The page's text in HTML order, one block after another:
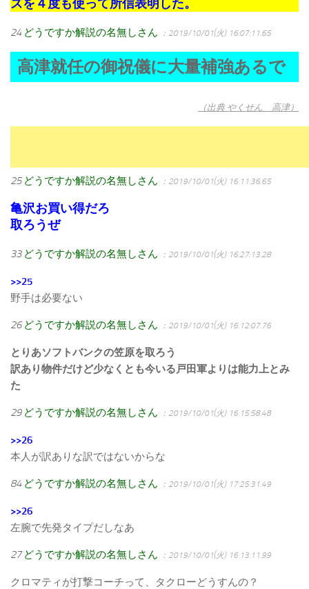
ズを４度も使って所信表明した。
24 どうですか解説の名無しさん ：2019/10/01(火) 16:07:11.65
高津就任の御祝儀に大量補強あるで
（出典 やくせん 高津）
25 どうですか解説の名無しさん ：2019/10/01(火) 16:11:36.65
亀沢お買い得だろ
取ろうぜ
33 どうですか解説の名無しさん ：2019/10/01(火) 16:27:13.28
>>25
野手は必要ない
26 どうですか解説の名無しさん ：2019/10/01(火) 16:12:07.76
とりあソフトバンクの笠原を取ろう
訳あり物件だけど少なくとも今いる戸田軍よりは能力上とみ
た
29 どうですか解説の名無しさん ：2019/10/01(火) 16:15:58.48
>>26
本人が訳ありな訳ではないからな
84 どうですか解説の名無しさん ：2019/10/01(火) 17:25:31.49
>>26
左腕で先発タイプだしなあ
27 どうですか解説の名無しさん ：2019/10/01(火) 16:13:11.99
クロマティが打撃コーチって、タクローどうすんの？